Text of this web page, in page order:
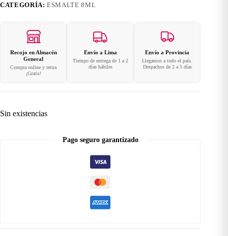
CATEGORÍA:ESMALTE 8ML
Recojo en Almacén
General
Compra online y retira
¡Gratis!
Envío a Lima
Tiempo de entrega de 1 a 2
días hábiles
Envío a Provincia
Llegamos a todo el país.
Despachos de 2 a 5 días
Sin existencias
Pago seguro garantizado